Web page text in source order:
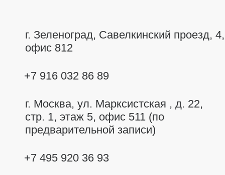
г. Зеленоград, Савелкинский проезд, 4,
офис 812
+7 916 032 86 89
г. Москва, ул. Марксистская , д. 22,
стр. 1, этаж 5, офис 511 (по
предварительной записи)
+7 495 920 36 93